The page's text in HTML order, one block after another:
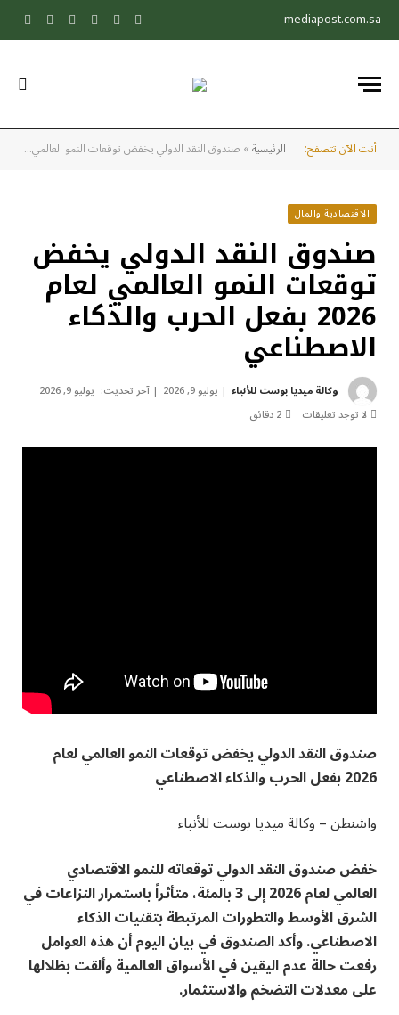
mediapost.com.sa فيسبوك
X
(Twitter)
الانستغرام
يوتيوبتيكتوك
أنت الآن تتصفح: الرئيسية» صندوق النقد الدولي يخفض توقعات النمو العالمي لعام 2026 بفعل الحرب والذكاء الاصطناعي
الاقتصادية والمال
صندوق النقد الدولي يخفض
توقعات النمو العالمي لعام
2026 بفعل الحرب والذكاء
الاصطناعي
وكالة ميديا بوست للأنباء يوليو 9, 2026 آخر تحديث: يوليو 9, 2026
لا توجد تعليقات
2 دقائق
صندوق النقد الدولي يخفض توقعات النمو العالمي لعام
2026 بفعل الحرب والذكاء الاصطناعي
واشنطن – وكالة ميديا بوست للأنباء
خفض صندوق النقد الدولي توقعاته للنمو الاقتصادي
العالمي لعام 2026 إلى 3 بالمئة، متأثراً باستمرار النزاعات في
الشرق الأوسط والتطورات المرتبطة بتقنيات الذكاء
الاصطناعي. وأكد الصندوق في بيان اليوم أن هذه العوامل
رفعت حالة عدم اليقين في الأسواق العالمية وألقت بظلالها
على معدلات التضخم والاستثمار.